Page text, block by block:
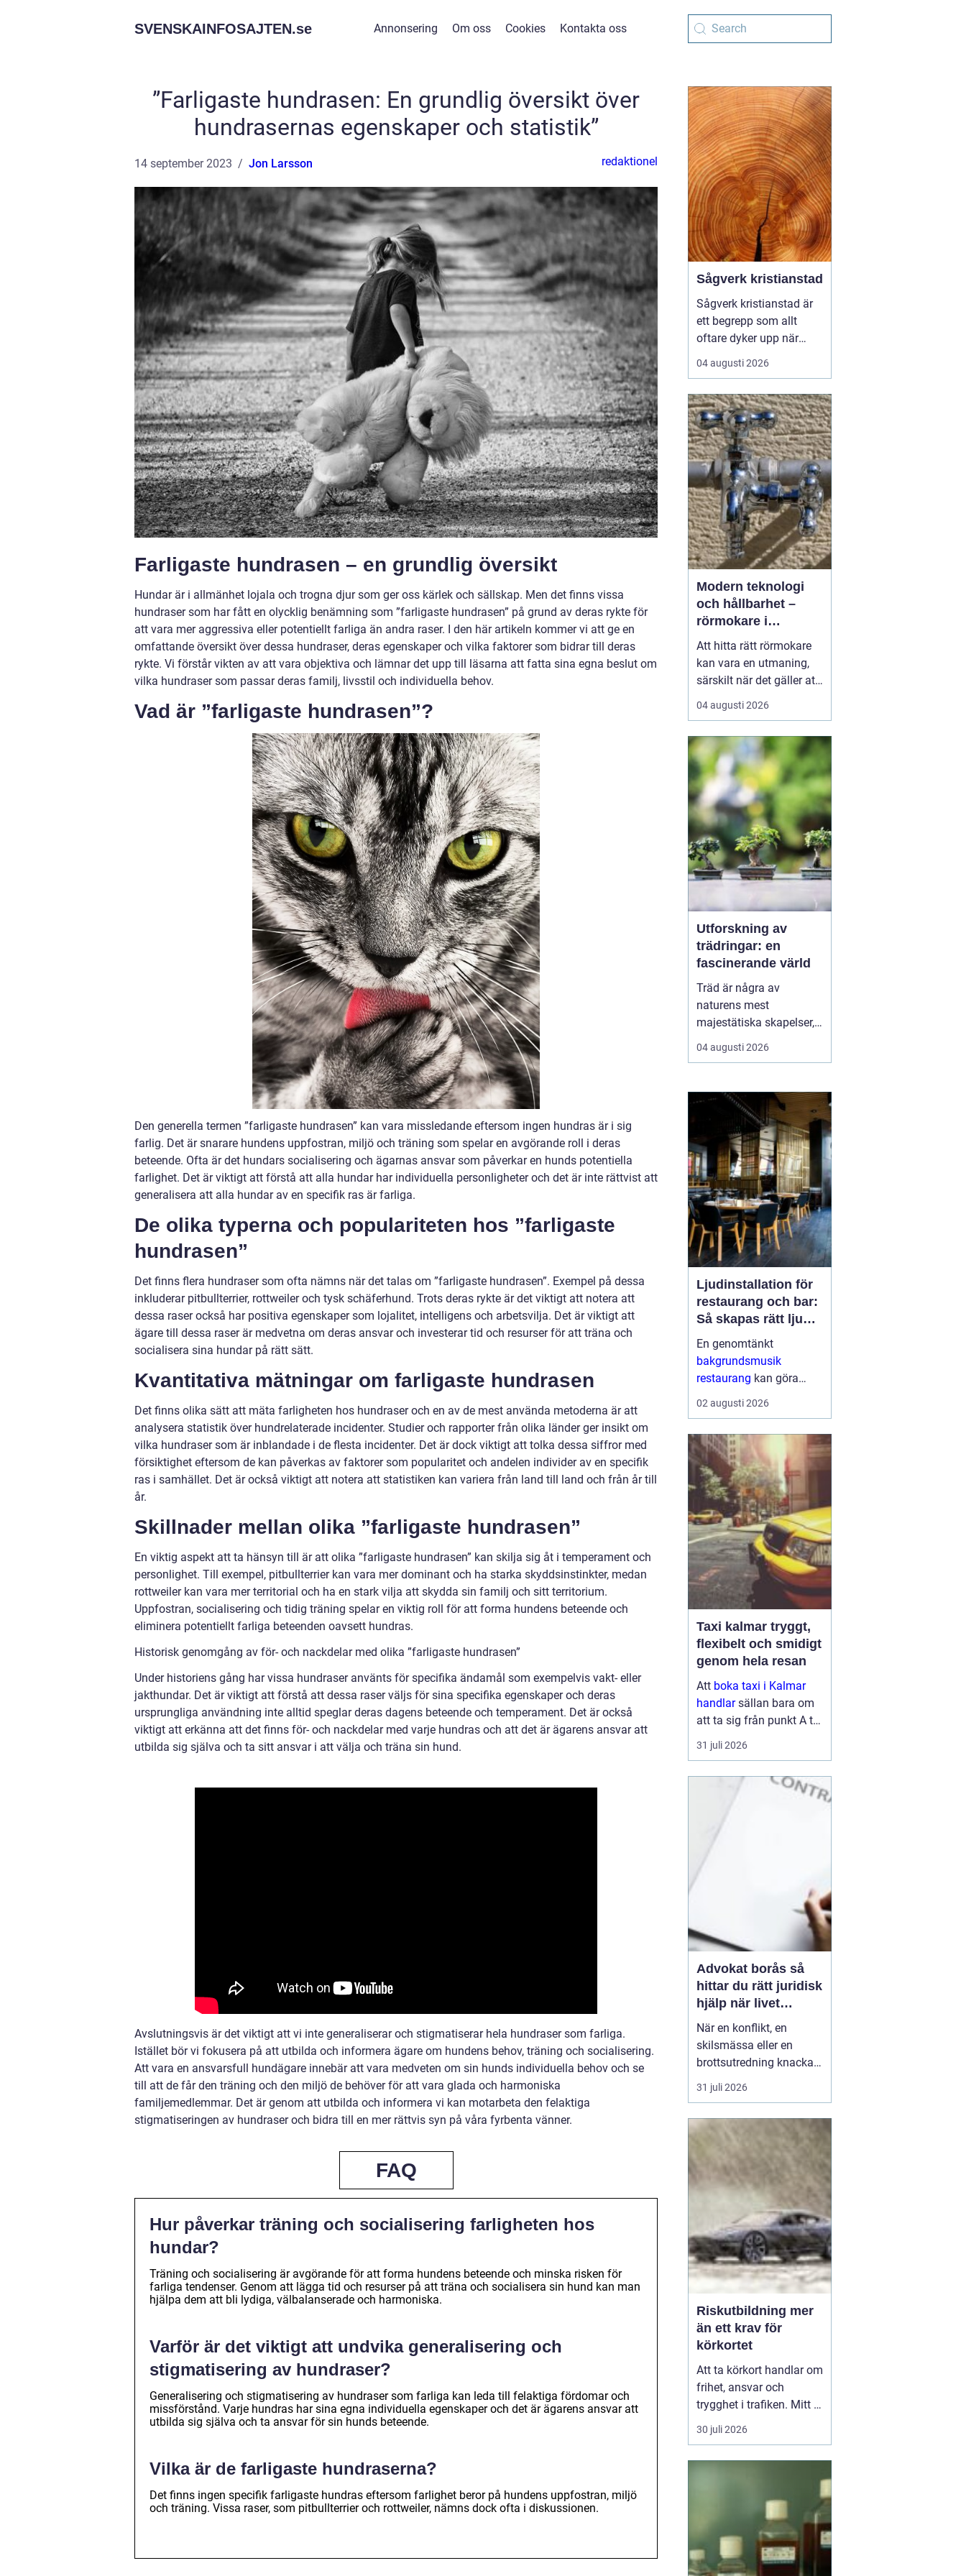
SVENSKAINFOSAJTEN.se Annonsering Om oss Cookies Kontakta oss
”Farligaste hundrasen: En grundlig översikt över
hundrasernas egenskaper och statistik”
14 september 2023 Jon Larsson redaktionel
Farligaste hundrasen – en grundlig översikt
Hundar är i allmänhet lojala och trogna djur som ger oss kärlek och sällskap. Men det finns vissa
hundraser som har fått en olycklig benämning som ”farligaste hundrasen” på grund av deras rykte för
att vara mer aggressiva eller potentiellt farliga än andra raser. I den här artikeln kommer vi att ge en
omfattande översikt över dessa hundraser, deras egenskaper och vilka faktorer som bidrar till deras
rykte. Vi förstår vikten av att vara objektiva och lämnar det upp till läsarna att fatta sina egna beslut om
vilka hundraser som passar deras familj, livsstil och individuella behov.
Vad är ”farligaste hundrasen”?
Den generella termen ”farligaste hundrasen” kan vara missledande eftersom ingen hundras är i sig
farlig. Det är snarare hundens uppfostran, miljö och träning som spelar en avgörande roll i deras
beteende. Ofta är det hundars socialisering och ägarnas ansvar som påverkar en hunds potentiella
farlighet. Det är viktigt att förstå att alla hundar har individuella personligheter och det är inte rättvist att
generalisera att alla hundar av en specifik ras är farliga.
De olika typerna och populariteten hos ”farligaste
hundrasen”
Det finns flera hundraser som ofta nämns när det talas om ”farligaste hundrasen”. Exempel på dessa
inkluderar pitbullterrier, rottweiler och tysk schäferhund. Trots deras rykte är det viktigt att notera att
dessa raser också har positiva egenskaper som lojalitet, intelligens och arbetsvilja. Det är viktigt att
ägare till dessa raser är medvetna om deras ansvar och investerar tid och resurser för att träna och
socialisera sina hundar på rätt sätt.
Kvantitativa mätningar om farligaste hundrasen
Det finns olika sätt att mäta farligheten hos hundraser och en av de mest använda metoderna är att
analysera statistik över hundrelaterade incidenter. Studier och rapporter från olika länder ger insikt om
vilka hundraser som är inblandade i de flesta incidenter. Det är dock viktigt att tolka dessa siffror med
försiktighet eftersom de kan påverkas av faktorer som popularitet och andelen individer av en specifik
ras i samhället. Det är också viktigt att notera att statistiken kan variera från land till land och från år till
år.
Skillnader mellan olika ”farligaste hundrasen”
En viktig aspekt att ta hänsyn till är att olika ”farligaste hundrasen” kan skilja sig åt i temperament och
personlighet. Till exempel, pitbullterrier kan vara mer dominant och ha starka skyddsinstinkter, medan
rottweiler kan vara mer territorial och ha en stark vilja att skydda sin familj och sitt territorium.
Uppfostran, socialisering och tidig träning spelar en viktig roll för att forma hundens beteende och
eliminera potentiellt farliga beteenden oavsett hundras.
Historisk genomgång av för- och nackdelar med olika ”farligaste hundrasen”
Under historiens gång har vissa hundraser använts för specifika ändamål som exempelvis vakt- eller
jakthundar. Det är viktigt att förstå att dessa raser väljs för sina specifika egenskaper och deras
ursprungliga användning inte alltid speglar deras dagens beteende och temperament. Det är också
viktigt att erkänna att det finns för- och nackdelar med varje hundras och att det är ägarens ansvar att
utbilda sig själva och ta sitt ansvar i att välja och träna sin hund.
Avslutningsvis är det viktigt att vi inte generaliserar och stigmatiserar hela hundraser som farliga.
Istället bör vi fokusera på att utbilda och informera ägare om hundens behov, träning och socialisering.
Att vara en ansvarsfull hundägare innebär att vara medveten om sin hunds individuella behov och se
till att de får den träning och den miljö de behöver för att vara glada och harmoniska
familjemedlemmar. Det är genom att utbilda och informera vi kan motarbeta den felaktiga
stigmatiseringen av hundraser och bidra till en mer rättvis syn på våra fyrbenta vänner.
FAQ
Hur påverkar träning och socialisering farligheten hos
hundar?
Träning och socialisering är avgörande för att forma hundens beteende och minska risken för
farliga tendenser. Genom att lägga tid och resurser på att träna och socialisera sin hund kan man
hjälpa dem att bli lydiga, välbalanserade och harmoniska.
Varför är det viktigt att undvika generalisering och
stigmatisering av hundraser?
Generalisering och stigmatisering av hundraser som farliga kan leda till felaktiga fördomar och
missförstånd. Varje hundras har sina egna individuella egenskaper och det är ägarens ansvar att
utbilda sig själva och ta ansvar för sin hunds beteende.
Vilka är de farligaste hundraserna?
Det finns ingen specifik farligaste hundras eftersom farlighet beror på hundens uppfostran, miljö
och träning. Vissa raser, som pitbullterrier och rottweiler, nämns dock ofta i diskussionen.
Sågverk kristianstad
Sågverk kristianstad är
ett begrepp som allt
oftare dyker upp när
husbyggare, snickare
och markägare söker
trävaror i nordöstra
skåne. Områdets långa
tradition av skogsbruk
och hantverk har skapat
en stark bas för sågverk
som k...
04 augusti 2026
Modern teknologi
och hållbarhet –
rörmokare i
Jämtland
Att hitta rätt rörmokare
kan vara en utmaning,
särskilt när det gäller att
välja bland många
erbjudanden på en
Jämtland. Kvalificerade
rörmokare är viktiga för
att s&aum...
04 augusti 2026
Utforskning av
trädringar: en
fascinerande värld
Träd är några av
naturens mest
majestätiska skapelser,
och deras årliga
växande lager kan
historia och omgivning.
04 augusti 2026
Ljudinstallation för
restaurang och bar:
Så skapas rätt ljud
för mat, dryck och
stämning
En genomtänkt
bakgrundsmusik
restaurang kan göra
skillnaden mellan en
lokal som gästerna
plats där de g&aum...
02 augusti 2026
Taxi kalmar tryggt,
flexibelt och smidigt
genom hela resan
Att boka taxi i Kalmar
handlarsällan bara om
att ta sig från punkt A till
punkt B. För många är
resan en viktig del av
semestern. En pålitlig
taxiresa kan betyda att
31 juli 2026
Advokat borås så
hittar du rätt juridisk
hjälp när livet
krånglar
När en konflikt, en
skilsmässa eller en
brottsutredning knackar
på dörren förändras
vardagen snabbt.
länge med att kontakta
jurist, ofta av oro för
kostnader eller för att de
inte vet vart de ska
vända sig. Samtidigt kan
31 juli 2026
Riskutbildning mer
än ett krav för
körkortet
Att ta körkort handlar om
frihet, ansvar och
trygghet i trafiken. Mitt i
allt detta finns
riskutbildning, som
tanke: att ge blivande
förare en realistisk bild
av r...
30 juli 2026